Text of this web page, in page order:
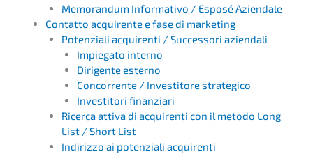
Memoran­dum Infor­ma­tivo / Esposé Aziendale
Contat­to acqui­ren­te e fase di marketing
Poten­zia­li acqui­ren­ti / Succes­so­ri aziendali
Impie­ga­to interno
Dirigen­te esterno
Concor­ren­te / Inves­ti­to­re strategico
Inves­ti­to­ri finanziari
Ricer­ca attiva di acqui­ren­ti con il metodo Long
List / Short List
Indiriz­zo ai poten­zia­li acquirenti